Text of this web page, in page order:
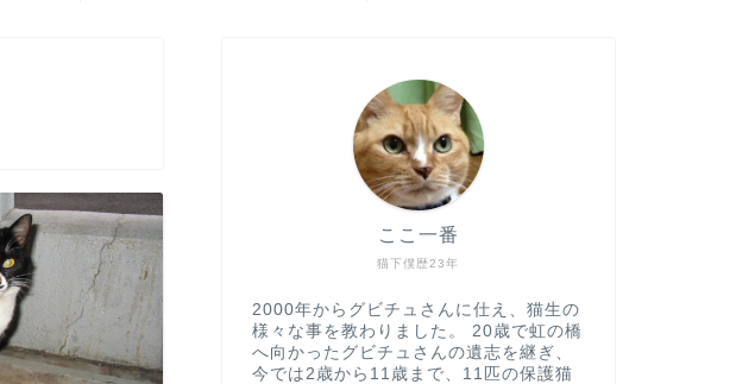
猫下僕歴23年
ここ一番
2000年からグビチュさんに仕え、猫生の
様々な事を教わりました。 20歳で虹の橋
へ向かったグビチュさんの遺志を継ぎ、
今では2歳から11歳まで、11匹の保護猫